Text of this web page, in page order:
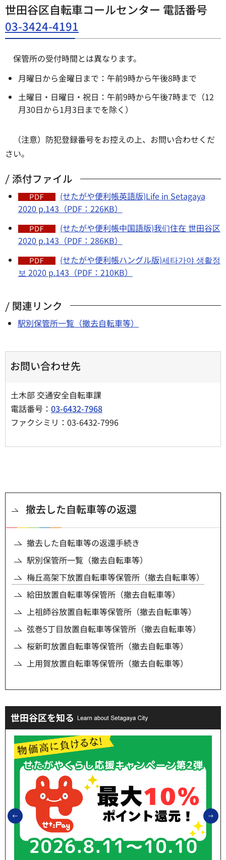
世田谷区自転車コールセンター 電話番号
03-3424-4191
保管所の受付時間とは異なります。
月曜日から金曜日まで：午前9時から午後8時まで
土曜日・日曜日・祝日：午前9時から午後7時まで（12
月30日から1月3日までを除く）
（注意）防犯登録番号をお控えの上、お問い合わせくだ
さい。
添付ファイル
(せたがや便利帳英語版)Life in Setagaya
2020 p.143（PDF：226KB）
(せたがや便利帳中国語版)我们住在 世田谷区
2020 p.143（PDF：286KB）
(せたがや便利帳ハングル版)세타가야 생활정
보 2020 p.143（PDF：210KB）
関連リンク
駅別保管所一覧（撤去自転車等）
お問い合わせ先
土木部 交通安全自転車課
電話番号： 03-6432-7968
ファクシミリ：03-6432-7996
撤去した自転車等の返還
撤去した自転車等の返還手続き
駅別保管所一覧（撤去自転車等）
梅丘高架下放置自転車等保管所（撤去自転車等）
給田放置自転車等保管所（撤去自転車等）
上祖師谷放置自転車等保管所（撤去自転車等）
弦巻5丁目放置自転車等保管所（撤去自転車等）
桜新町放置自転車等保管所（撤去自転車等）
上用賀放置自転車等保管所（撤去自転車等）
世田谷区を知る
前のスライドを表示